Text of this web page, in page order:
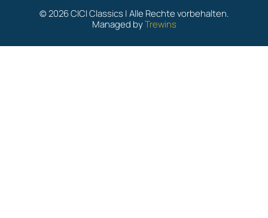
© 2026 CICI Classics | Alle Rechte vorbehalten.
Managed byTrewins